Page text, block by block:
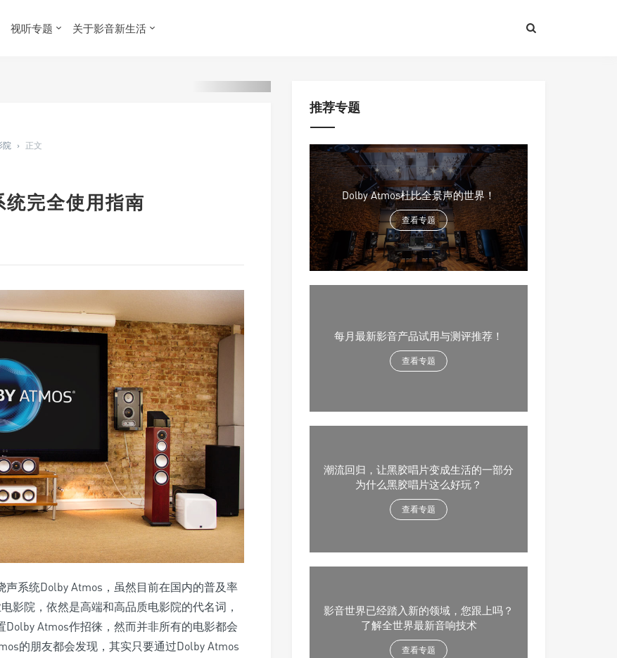
视听专题 关于影音新生活
院 › 正文
完全使用指南
系统Dolby Atmos，虽然目前在国内的普及率
影院，依然是高端和高品质电影院的代名词，
Atmos作招徕，然而并非所有的电影都会
的朋友都会发现，其实只要通过Dolby Atmos
推荐专题
Dolby Atmos杜比全景声的世界！
查看专题
每月最新影音产品试用与测评推荐！
查看专题
潮流回归，让黑胶唱片变成生活的一部分
为什么黑胶唱片这么好玩？
查看专题
影音世界已经踏入新的领域，您跟上吗？
了解全世界最新音响技术
查看专题